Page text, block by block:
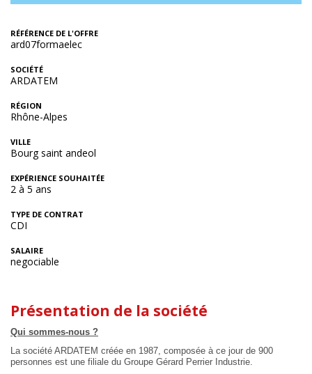
RÉFÉRENCE DE L'OFFRE
ard07formaelec
SOCIÉTÉ
ARDATEM
RÉGION
Rhône-Alpes
VILLE
Bourg saint andeol
EXPÉRIENCE SOUHAITÉE
2 à 5 ans
TYPE DE CONTRAT
CDI
SALAIRE
negociable
Présentation de la société
Qui sommes-nous ?
La société ARDATEM créée en 1987, composée à ce jour de 900
personnes est une filiale du Groupe Gérard Perrier Industrie.